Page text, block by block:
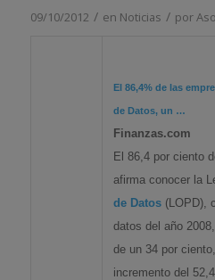
09/10/2012 / en Noticias / por
El 86,4% de las
de Datos, un …
Finanzas.com
El 86,4 por ciento
afirma conocer la
de Datos(LOPD),
datos del año
de un 34 por
incremento del